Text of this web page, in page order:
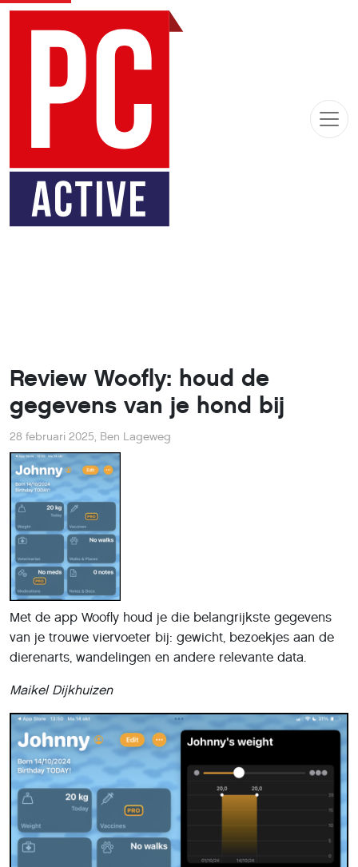
Review Woofly: houd de
gegevens van je hond bij
28 februari 2025, Ben Lageweg
Met de app Woofly houd je die belangrijkste gegevens
van je trouwe viervoeter bij: gewicht, bezoekjes aan de
dierenarts, wandelingen en andere relevante data.
Maikel Dijkhuizen